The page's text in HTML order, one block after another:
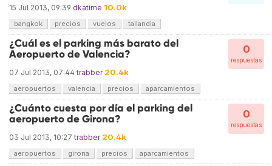
15 Jul 2013, 09:39 dkatime 10.0k
bangkok precios vuelos tailandia
0
respuestas
¿Cuál es el parking más barato del
Aeropuerto de Valencia?
07 Jul 2013, 07:44 trabber 20.4k
aeropuertos valencia precios aparcamientos
0
respuestas
¿Cuánto cuesta por día el parking del
aeropuerto de Girona?
03 Jul 2013, 10:27 trabber 20.4k
aeropuertos girona precios aparcamientos